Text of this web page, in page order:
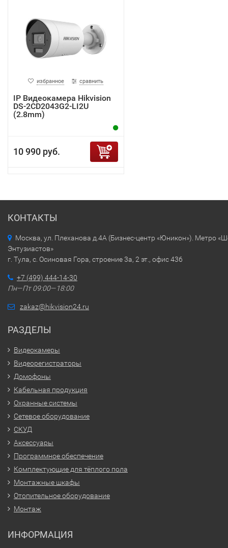
избранное сравнить
IP Видеокамера Hikvision
DS-2CD2043G2-LI2U
(2.8mm)
10 990 руб.
КОНТАКТЫ
Москва, ул. Плеханова д.4А (Бизнес-центр «Юникон»). Метро
Энтузиастов»
г. Тула, с. Осиновая Гора, строение 3а, 2 эт., офис 436
+7 (499) 444-14-30
Пн—Пт 09:00—18:00
zakaz@hikvision24.ru
РАЗДЕЛЫ
Видеокамеры
Видеорегистраторы
Домофоны
Кабельная продукция
Охранные системы
Сетевое оборудование
СКУД
Аксессуары
Программное обеспечение
Комплектующие для тёплого пола
Монтажные шкафы
Отопительное оборудование
Монтаж
ИНФОРМАЦИЯ